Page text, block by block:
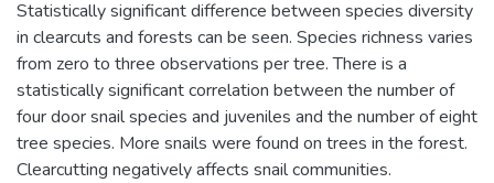
Statistically significant difference between species diversity
in clearcuts and forests can be seen. Species richness varies
from zero to three observations per tree. There is a
statistically significant correlation between the number of
four door snail species and juveniles and the number of eight
tree species. More snails were found on trees in the forest.
Clearcutting negatively affects snail communities.